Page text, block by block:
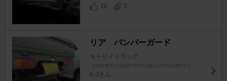
10
0
リア バンパーガード
キャリイトラック
[DA/DB71T/DA81T/DA/DB41T/DA/DB51T]
K-Jさん